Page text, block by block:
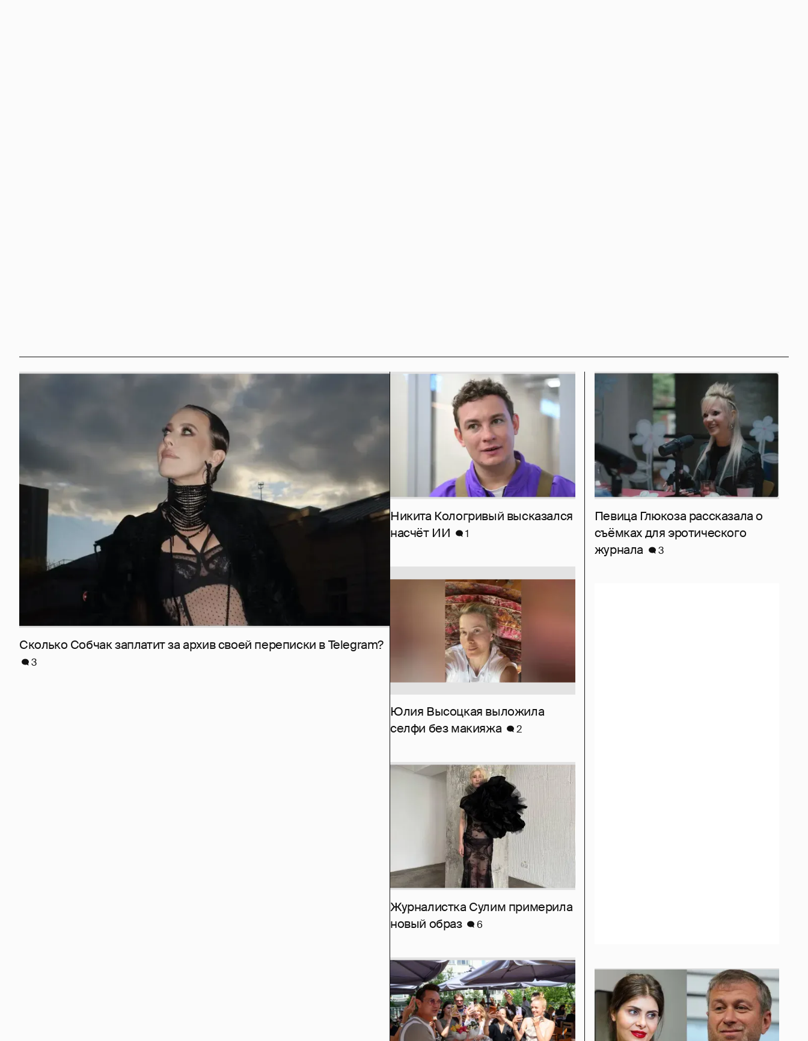
Сколько Собчак заплатит за архив своей перeписки в Telegram?
3
Никита Кологривый высказался
насчёт ИИ
1
Певица Глюкоза рассказала о
съёмках для эротического
журнала
3
Юлия Высоцкая выложила
селфи без макияжа
2
Журналистка Сулим примерила
новый образ
6